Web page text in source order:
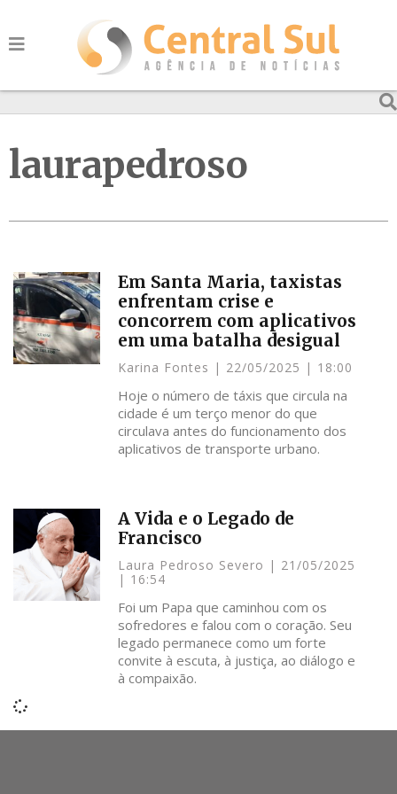
laurapedroso
Em Santa Maria, taxistas
enfrentam crise e
concorrem com aplicativos
em uma batalha desigual
Karina Fontes 22/05/2025 18:00
Hoje o número de táxis que circula na
cidade é um terço menor do que
circulava antes do funcionamento dos
aplicativos de transporte urbano.
A Vida e o Legado de
Francisco
Laura Pedroso Severo
21/05/2025
16:54
Foi um Papa que caminhou com os
sofredores e falou com o coração. Seu
legado permanece como um forte
convite à escuta, à justiça, ao diálogo e
à compaixão.